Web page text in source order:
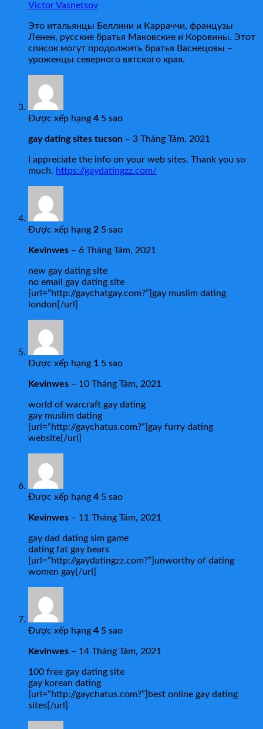
Victor Vasnetsov
Это итальянцы Беллини и Карраччи, французы
Ленен, русские братья Маковские и Коровины. Этот
список могут продолжить братья Васнецовы –
уроженцы северного вятского края.
Được xếp hạng 4 5 sao
gay dating sites tucson – 3 Tháng Tám, 2021
I appreciate the info on your web sites. Thank you so
much. https://gaydatingzz.com/
Được xếp hạng 2 5 sao
Kevinwes – 6 Tháng Tám, 2021
new gay dating site
no email gay dating site
[url=”http://gaychatgay.com?”]gay muslim dating
london[/url]
Được xếp hạng 1 5 sao
Kevinwes – 10 Tháng Tám, 2021
world of warcraft gay dating
gay muslim dating
[url=”http://gaychatus.com?”]gay furry dating
website[/url]
Được xếp hạng 4 5 sao
Kevinwes – 11 Tháng Tám, 2021
gay dad dating sim game
dating fat gay bears
[url=”http://gaydatingzz.com?”]unworthy of dating
women gay[/url]
Được xếp hạng 4 5 sao
Kevinwes – 14 Tháng Tám, 2021
100 free gay dating site
gay korean dating
[url=”http://gaychatus.com?”]best online gay dating
sites[/url]